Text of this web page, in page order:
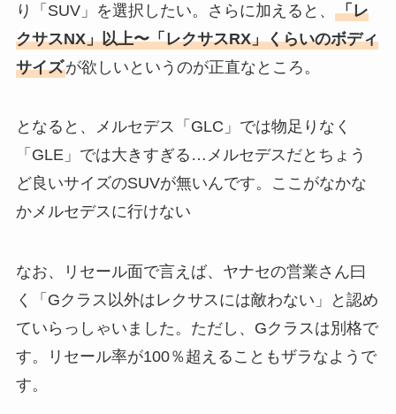
り「SUV」を選択したい。さらに加えると、 「レ
クサスNX」以上〜「レクサスRX」くらいのボディ
サイズが欲しいというのが正直なところ。
となると、メルセデス「GLC」では物足りなく
「GLE」では大きすぎる…メルセデスだとちょう
ど良いサイズのSUVが無いんです。ここがなかな
かメルセデスに行けない
なお、リセール面で言えば、ヤナセの営業さん曰
く「Gクラス以外はレクサスには敵わない」と認め
ていらっしゃいました。ただし、Gクラスは別格で
す。リセール率が100％超えることもザラなようで
す。